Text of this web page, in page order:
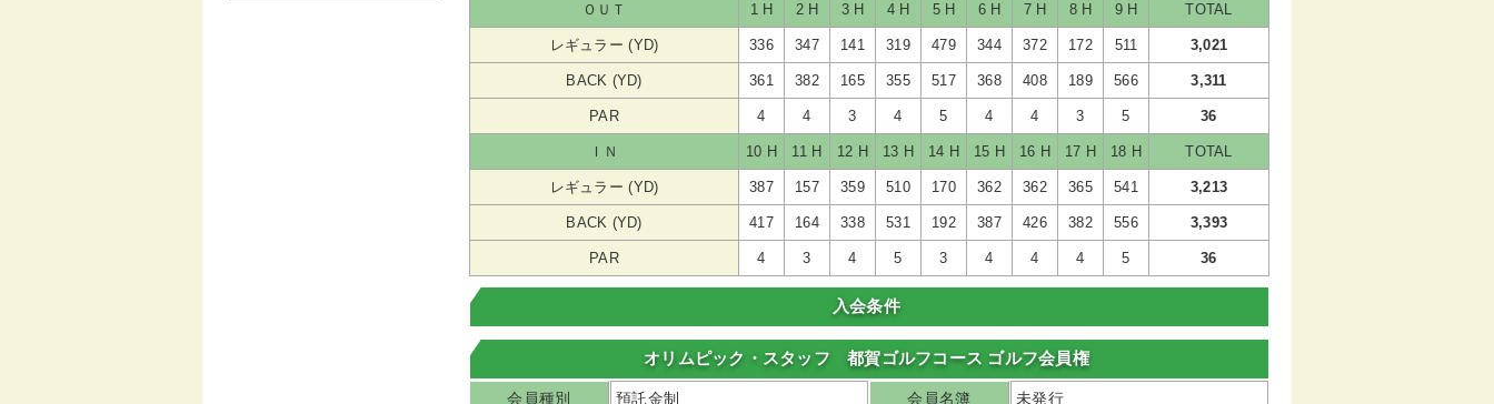
ＯＵＴ 1 H 2 H 3 H 4 H 5 H 6 H 7 H 8 H 9 H TOTAL
レギュラー (YD) 336 347 141 319 479 344 372 172 511 3,021
BACK (YD) 361 382 165 355 517 368 408 189 566 3,311
PAR 4 4 3 4 5 4 4 3 5 36
ＩＮ 10 H 11 H 12 H 13 H 14 H 15 H 16 H 17 H 18 H TOTAL
レギュラー (YD) 387 157 359 510 170 362 362 365 541 3,213
BACK (YD) 417 164 338 531 192 387 426 382 556 3,393
PAR 4 3 4 5 3 4 4 4 5 36
入会条件
オリムピック・スタッフ 都賀ゴルフコース ゴルフ会員権
会員種別 預託金制 会員名簿 未発行